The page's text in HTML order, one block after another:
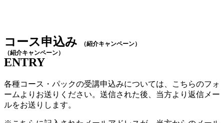
コース申込み
（紹介キャンペーン）
（紹介キャンペーン）
ENTRY
各種コース・パックの受講申込みについては、こちらのフォ
ームよりお送りください。送信された後、当方より返信メー
ルをお送りします。